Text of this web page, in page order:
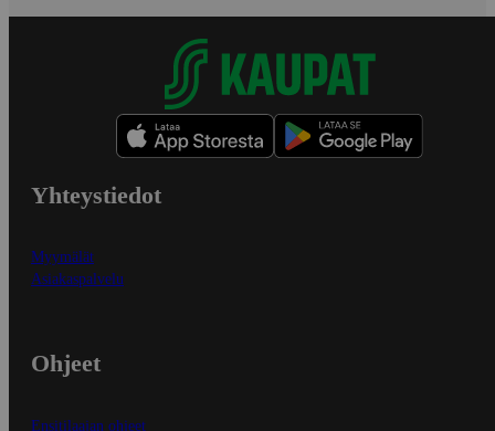
Yhteystiedot
Myymälät
Asiakaspalvelu
Ohjeet
Ensitilaajan ohjeet